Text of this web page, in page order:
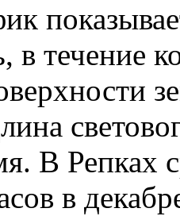
в течение
В Репках
в